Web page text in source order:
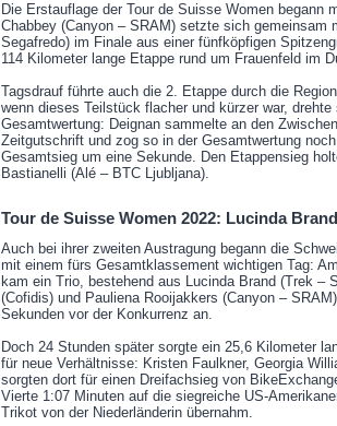
Die Erstauflage der Tour de Suisse Women begann
Chabbey (Canyon – SRAM) setzte sich gemeinsam
Segafredo) im Finale aus einer fünfköpfigen
114 Kilometer lange Etappe rund um Frauenfeld im
Tagsdrauf führte auch die 2. Etappe durch die
wenn dieses Teilstück flacher und kürzer war,
Gesamtwertung: Deignan sammelte an den
Zeitgutschrift und zog so in der Gesamtwertung
Gesamtsieg um eine Sekunde. Den Etappensieg
Bastianelli (Alé – BTC Ljubljana).
Tour de Suisse Women 2022: Lucinda Brand
Auch bei ihrer zweiten Austragung begann die
mit einem fürs Gesamtklassement wichtigen Tag:
kam ein Trio, bestehend aus Lucinda Brand (Trek –
(Cofidis) und Pauliena Rooijakkers (Canyon –
Sekunden vor der Konkurrenz an.
Doch 24 Stunden später sorgte ein 25,6 Kilometer
für neue Verhältnisse: Kristen Faulkner, Georgia
sorgten dort für einen Dreifachsieg von
Vierte 1:07 Minuten auf die siegreiche US-
Trikot von der Niederländerin übernahm.